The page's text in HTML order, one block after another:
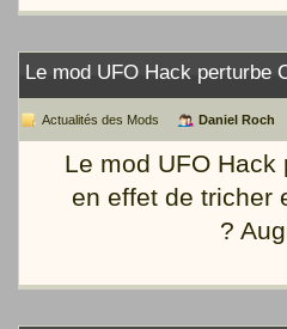
Le mod UFO Hack perturbe
Actualités des Mods Daniel Roch
Le mod UFO
en effet de tricher
?